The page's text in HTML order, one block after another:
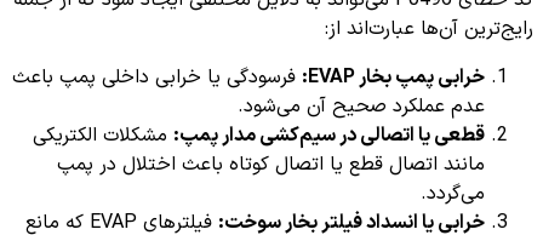
رایج‌ترین آن‌ها عبارت‌اند از:
خرابی پمپ بخار EVAP:
فرسودگی یا خرابی داخلی پمپ باعث
عدم عملکرد صحیح آن می‌شود.
قطعی یا اتصالی در سیم‌کشی مدار پمپ: مشکلات الکتریکی
مانند اتصال قطع یا اتصال کوتاه باعث اختلال در پمپ
می‌گردد.
خرابی یا انسداد فیلتر بخار سوخت:
فیلترهای EVAP که مانع